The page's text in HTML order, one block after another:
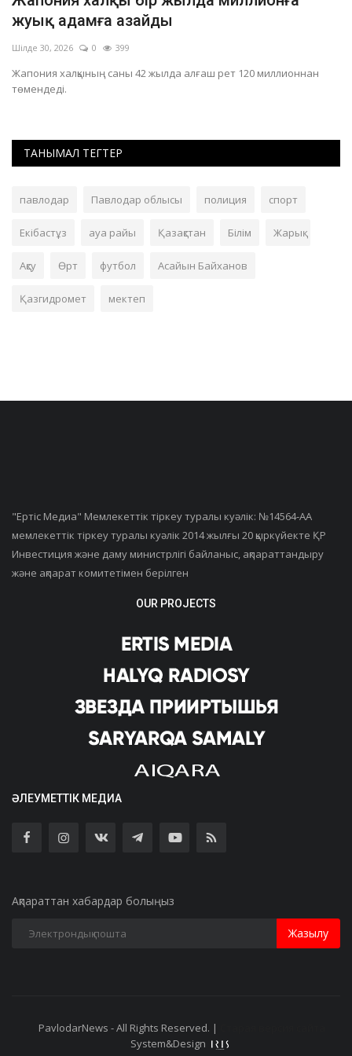
жуық адамға азайды
Шілде 30, 2026 0 399
Жапония халқының саны 42 жылда алғаш рет 120 миллионнан
төмендеді.
ТАНЫМАЛ ТЕГТЕР
павлодар Павлодар облысы полиция спорт
Екібастұз ауа райы Қазақстан Білім Жарық
Ақсу Өрт футбол Асайын Байханов
Қазгидромет мектеп
"Ертiс Медиа" Мемлекеттік тіркеу туралы куәлік: №14564-АА
мемлекеттік тіркеу туралы куәлік 2014 жылғы 20 қыркүйекте ҚР
Инвестиция және даму министрлігі байланыс, ақпараттандыру
және ақпарат комитетімен берілген
OUR PROJECTS
ӘЛЕУМЕТТІК МЕДИА
Ақпараттан хабардар болыңыз
Жазылу
PavlodarNews - All Rights Reserved. |
System&Design